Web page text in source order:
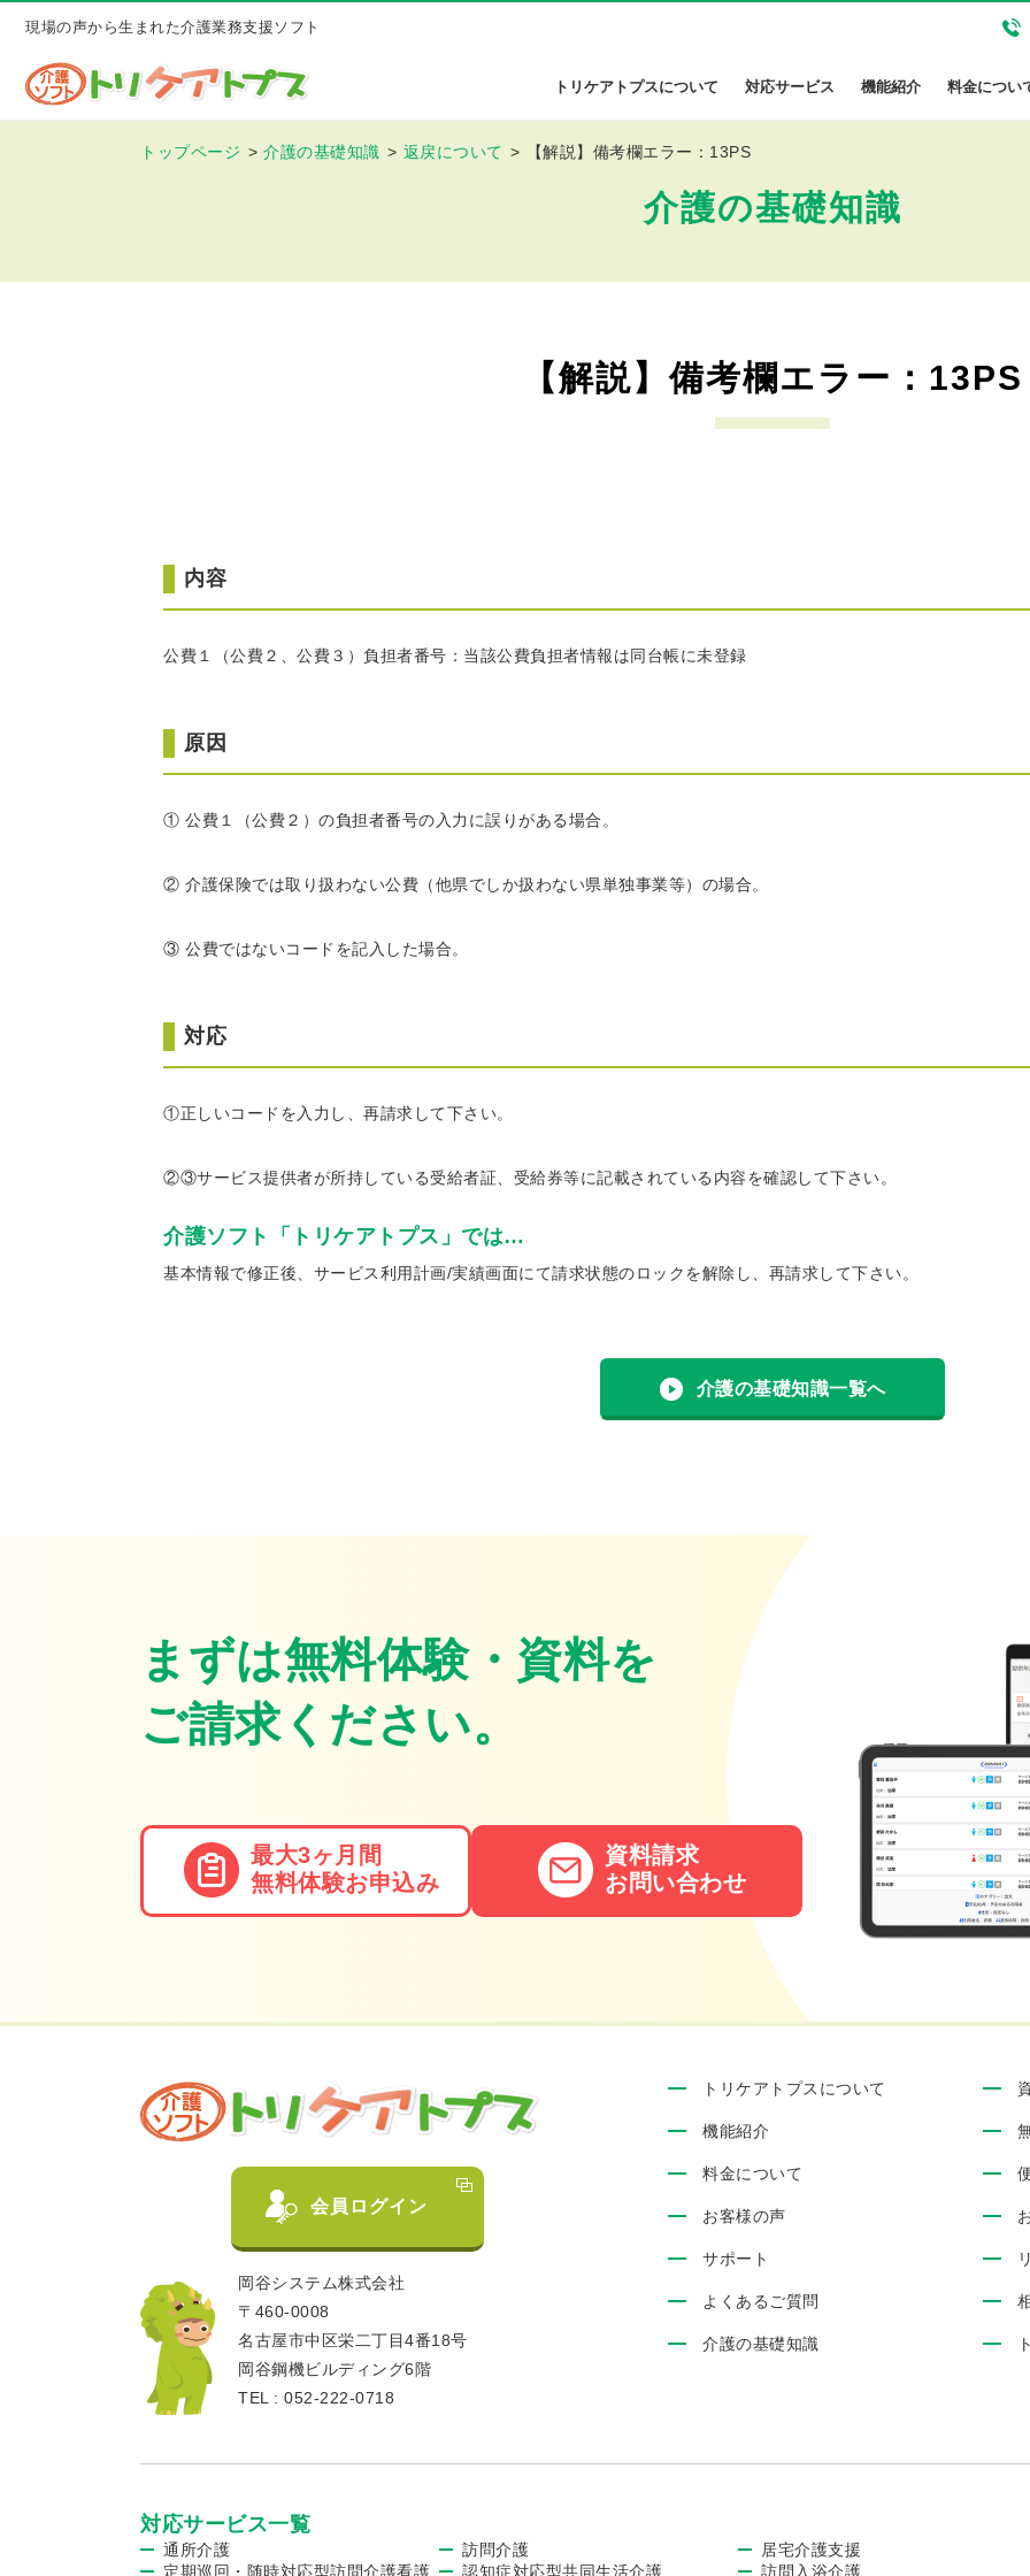
現場の声から生まれた介護業務支援ソフト
トリケアトプスについて 対応サービス 機能紹介 料金につい
トップページ 介護の基礎知識 返戻について 【解説】備考欄エラー：13PS
介護の基礎知識
【解説】備考欄エラー：13PS
内容
公費１（公費２、公費３）負担者番号：当該公費負担者情報は同台帳に未登録
原因
① 公費１（公費２）の負担者番号の入力に誤りがある場合。
② 介護保険では取り扱わない公費（他県でしか扱わない県単独事業等）の場合。
③ 公費ではないコードを記入した場合。
対応
①正しいコードを入力し、再請求して下さい。
②③サービス提供者が所持している受給者証、受給券等に記載されている内容を確認して下さい。
介護ソフト「トリケアトプス」では…
基本情報で修正後、サービス利用計画/実績画面にて請求状態のロックを解除し、再請求して下さい。
介護の基礎知識一覧へ
まずは無料体験・資料を
ご請求ください。
最大3ヶ月間
無料体験お申込み
資料請求
お問い合わせ
会員ログイン
岡谷システム株式会社
〒460-0008
名古屋市中区栄二丁目4番18号
岡谷鋼機ビルディング6階
TEL : 052-222-0718
トリケアトプスについて
機能紹介
料金について
お客様の声
サポート
よくあるご質問
介護の基礎知識
対応サービス一覧
通所介護 訪問介護 居宅介護支援
定期巡回・随時対応型訪問介護看護
認知症対応型共同生活介護 訪問入浴介護